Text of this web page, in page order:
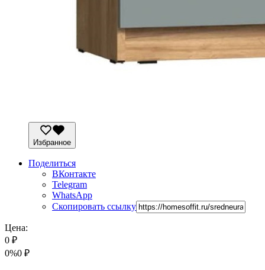
Избранное
Поделиться
ВКонтакте
Telegram
WhatsApp
Скопировать ссылку
Цена:
0 ₽
0%0 ₽